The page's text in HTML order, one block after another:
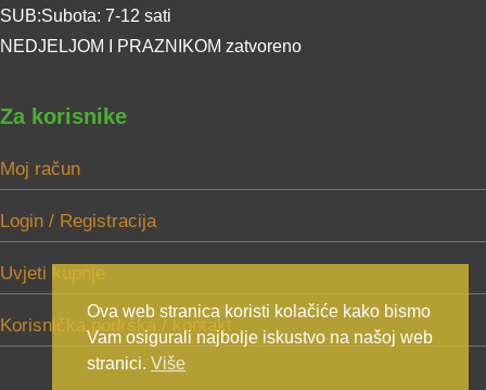
SUB:Subota: 7-12 sati
NEDJELJOM I PRAZNIKOM zatvoreno
Za korisnike
Moj račun
Login / Registracija
Uvjeti kupnje
Korisnička podrška / kontakt
Ova web stranica koristi kolačiće kako bismo
Vam osigurali najbolje iskustvo na našoj web
stranici. Više